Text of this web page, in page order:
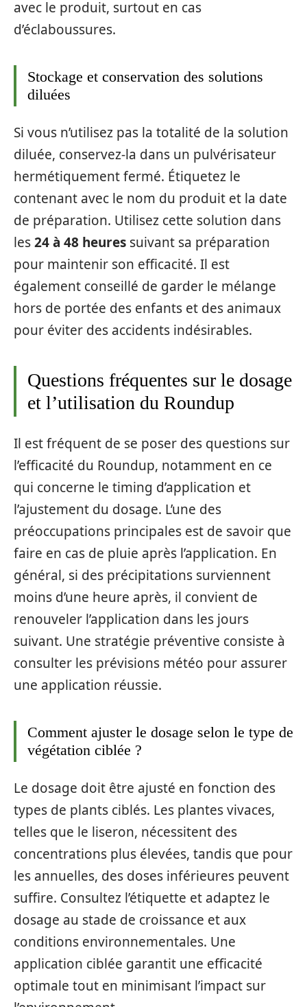
avec le produit, surtout en cas
d’éclaboussures.
Stockage et conservation des solutions
diluées
Si vous n’utilisez pas la totalité de la solution
diluée, conservez-la dans un pulvérisateur
hermétiquement fermé. Étiquetez le
contenant avec le nom du produit et la date
de préparation. Utilisez cette solution dans
les24 à 48 heures suivant sa préparation
pour maintenir son efficacité. Il est
également conseillé de garder le mélange
hors de portée des enfants et des animaux
pour éviter des accidents indésirables.
Questions fréquentes sur le dosage
et l’utilisation du Roundup
Il est fréquent de se poser des questions sur
l’efficacité du Roundup, notamment en ce
qui concerne le timing d’application et
l’ajustement du dosage. L’une des
préoccupations principales est de savoir que
faire en cas de pluie après l’application. En
général, si des précipitations surviennent
moins d’une heure après, il convient de
renouveler l’application dans les jours
suivant. Une stratégie préventive consiste à
consulter les prévisions météo pour assurer
une application réussie.
Comment ajuster le dosage selon le type de
végétation ciblée ?
Le dosage doit être ajusté en fonction des
types de plants ciblés. Les plantes vivaces,
telles que le liseron, nécessitent des
concentrations plus élevées, tandis que pour
les annuelles, des doses inférieures peuvent
suffire. Consultez l’étiquette et adaptez le
dosage au stade de croissance et aux
conditions environnementales. Une
application ciblée garantit une efficacité
optimale tout en minimisant l’impact sur